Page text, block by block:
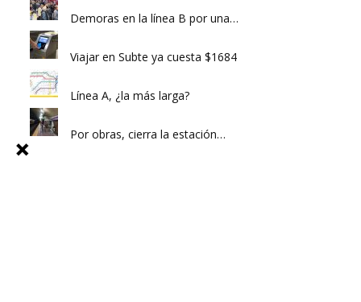
Demoras en la línea B por una…
Viajar en Subte ya cuesta $1684
Línea A, ¿la más larga?
Por obras, cierra la estación…